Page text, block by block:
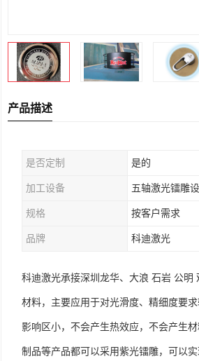
产品描述
是否定制 是的
加工设备 五轴激光镭雕
规格 按客户需求
品牌 科迪激光
科迪激光承接深圳龙华、大浪 石岩 公明
材料，主要应用于对光滑度、精细度要
影响区小，不会产生热效应，不会产生
制品等产品都可以采用紫光镭雕，可以实